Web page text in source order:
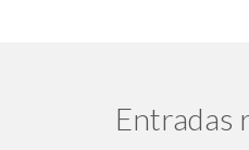
Entradas